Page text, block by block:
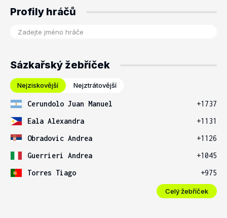
Profily hráčů
Sázkařský žebříček
Nejziskovější Nejztrátovější
Cerundolo Juan Manuel
+1737
Eala Alexandra
+1131
Obradovic Andrea
+1126
Guerrieri Andrea
+1045
Torres Tiago
+975
Celý žebříček